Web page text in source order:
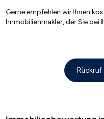
Gerne empfehlen wir Ihnen
Immobilienmakler, der Sie bei